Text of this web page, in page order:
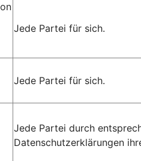
Jede Partei für sich.
Jede Partei für sich.
Jede Partei durch
Datenschutzerklärungen